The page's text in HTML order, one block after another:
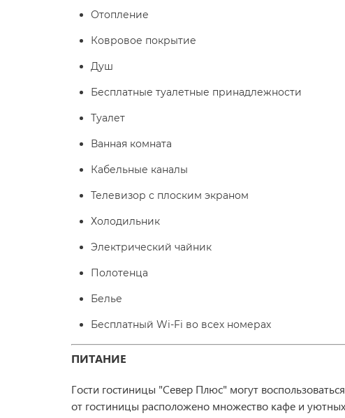
Отопление
Ковровое покрытие
Душ
Бесплатные туалетные принадлежности
Туалет
Ванная комната
Кабельные каналы
Телевизор с плоским экраном
Холодильник
Электрический чайник
Полотенца
Белье
Бесплатный Wi-Fi во всех номерах
ПИТАНИЕ
Гости гостиницы "Север Плюс" могут
от гостиницы расположено множество кафе и